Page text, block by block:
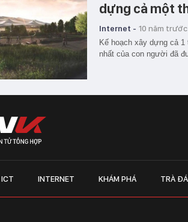
dựng cả một
Internet - 10 năm trước
Kế hoạch xây dựng cả
nhất của con người đã
INTERNET KHÁM PHÁ TRÀ